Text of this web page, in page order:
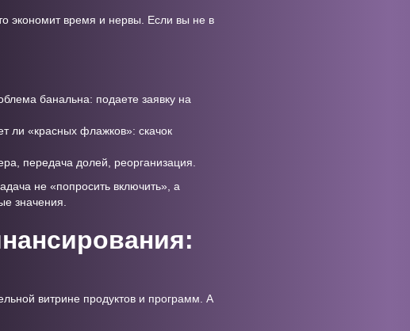
экономит время и нервы. Если вы не в
банальна: подаете заявку на
ли «красных флажков»: скачок
передача долей, реорганизация.
не «попросить включить», а
значения.
витрине продуктов и программ. А